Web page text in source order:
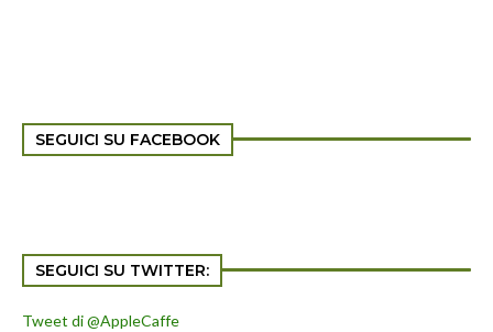
SEGUICI SU FACEBOOK
SEGUICI SU TWITTER:
Tweet di @AppleCaffe